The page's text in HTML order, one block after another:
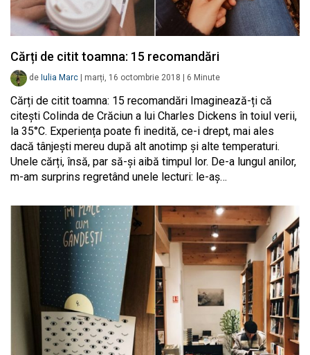
Cărți de citit toamna: 15 recomandări
de Iulia Marc marți, 16 octombrie 2018 6 Minute
Cărți de citit toamna: 15 recomandări Imaginează-ți că
citești Colinda de Crăciun a lui Charles Dickens în toiul verii,
la 35°C. Experiența poate fi inedită, ce-i drept, mai ales
dacă tânjești mereu după alt anotimp și alte temperaturi.
Unele cărți, însă, par să-și aibă timpul lor. De-a lungul anilor,
m-am surprins regretând unele lecturi: le-aș…